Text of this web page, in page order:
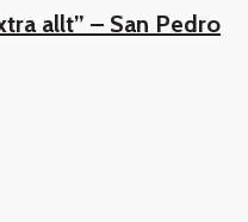
allt” – San Pedro